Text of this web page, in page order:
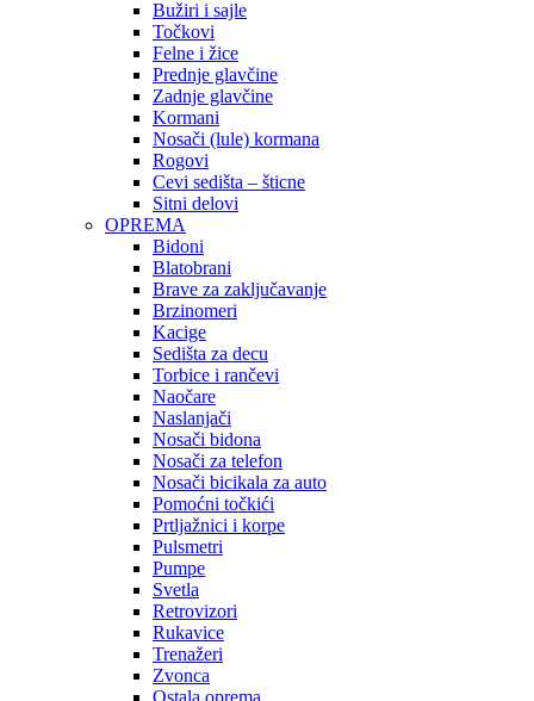
Bužiri i sajle
Točkovi
Felne i žice
Prednje glavčine
Zadnje glavčine
Kormani
Nosači (lule) kormana
Rogovi
Cevi sedišta – šticne
Sitni delovi
OPREMA
Bidoni
Blatobrani
Brave za zaključavanje
Brzinomeri
Kacige
Sedišta za decu
Torbice i rančevi
Naočare
Naslanjači
Nosači bidona
Nosači za telefon
Nosači bicikala za auto
Pomoćni točkići
Prtljažnici i korpe
Pulsmetri
Pumpe
Svetla
Retrovizori
Rukavice
Trenažeri
Zvonca